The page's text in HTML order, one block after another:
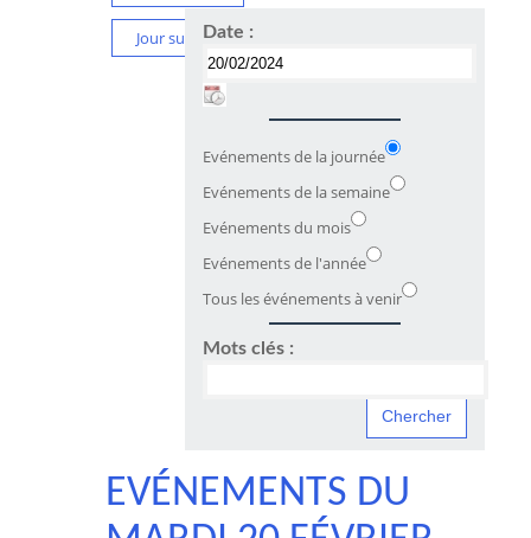
Jour suivantDate :
Evénements de la journée
Evénements de la semaine
Evénements du mois
Evénements de l'année
Tous les événements à venir
Mots clés :
EVÉNEMENTS DU